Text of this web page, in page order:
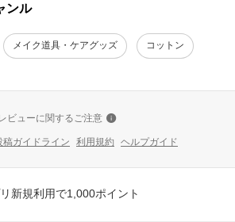
ンル
メイク道具・ケアグッズ コットン
レビューに関するご注意
稿ガイドライン 利用規約 ヘルプガイド
新規利用で1,000ポイント